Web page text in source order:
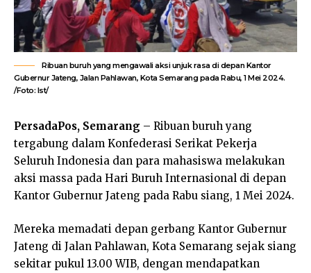
Ribuan buruh yang mengawali aksi unjuk rasa di depan Kantor
Gubernur Jateng, Jalan Pahlawan, Kota Semarang pada Rabu, 1 Mei 2024.
/Foto: Ist/
PersadaPos, Semarang – Ribuan buruh yang
tergabung dalam Konfederasi Serikat Pekerja
Seluruh Indonesia dan para mahasiswa melakukan
aksi massa pada Hari Buruh Internasional di depan
Kantor Gubernur Jateng pada Rabu siang, 1 Mei 2024.
Mereka memadati depan gerbang Kantor Gubernur
Jateng di Jalan Pahlawan, Kota Semarang sejak siang
sekitar pukul 13.00 WIB, dengan mendapatkan